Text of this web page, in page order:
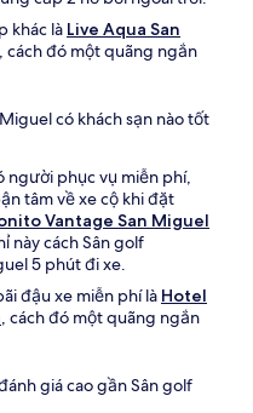
khác là Live Aqua San
, cách đó một quãng ngắn
có khách sạn nào tốt
người phục vụ miễn phí,
tâm về xe cộ khi đặt
Vantage San Miguel
này cách Sân golf
5 phút đi xe.
đậu xe miễn phí là Hotel
, cách đó một quãng ngắn
giá cao gần Sân golf